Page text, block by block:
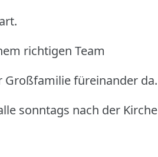
richtigen Team
Großfamilie füreinander da.
sonntags nach der Kirche